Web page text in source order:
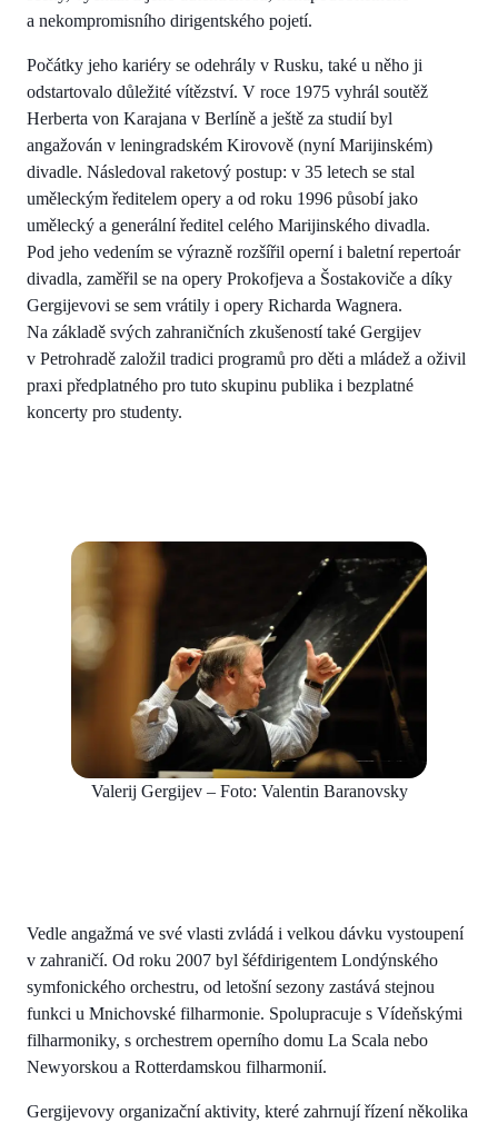
a nekompromisního dirigentského pojetí.
Počátky jeho kariéry se odehrály v Rusku, také u něho ji
odstartovalo důležité vítězství. V roce 1975 vyhrál soutěž
Herberta von Karajana v Berlíně a ještě za studií byl
angažován v leningradském Kirovově (nyní Marijinském)
divadle. Následoval raketový postup: v 35 letech se stal
uměleckým ředitelem opery a od roku 1996 působí jako
umělecký a generální ředitel celého Marijinského divadla.
Pod jeho vedením se výrazně rozšířil operní i baletní repertoár
divadla, zaměřil se na opery Prokofjeva a Šostakoviče a díky
Gergijevovi se sem vrátily i opery Richarda Wagnera.
Na základě svých zahraničních zkušeností také Gergijev
v Petrohradě založil tradici programů pro děti a mládež a oživil
praxi předplatného pro tuto skupinu publika i bezplatné
koncerty pro studenty.
Valerij Gergijev – Foto: Valentin Baranovsky
Vedle angažmá ve své vlasti zvládá i velkou dávku vystoupení
v zahraničí. Od roku 2007 byl šéfdirigentem Londýnského
symfonického orchestru, od letošní sezony zastává stejnou
funkci u Mnichovské filharmonie. Spolupracuje s Vídeňskými
filharmoniky, s orchestrem operního domu La Scala nebo
Newyorskou a Rotterdamskou filharmonií.
Gergijevovy organizační aktivity, které zahrnují řízení několika